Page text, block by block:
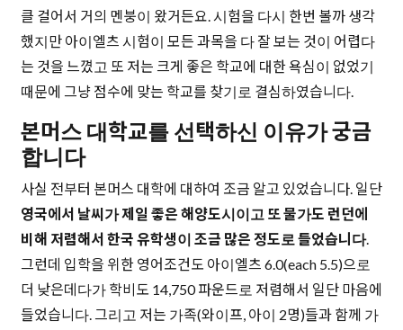
클 걸어서 거의 멘붕이 왔거든요. 시험을 다시 한번 볼까 생각
했지만 아이엘츠 시험이 모든 과목을 다 잘 보는 것이 어렵다
는 것을 느꼈고 또 저는 크게 좋은 학교에 대한 욕심이 없었기
때문에 그냥 점수에 맞는 학교를 찾기로 결심하였습니다.
본머스 대학교를 선택하신 이유가 궁금
합니다
사실 전부터 본머스 대학에 대하여 조금 알고 있었습니다. 일단
영국에서 날씨가 제일 좋은 해양도시이고 또 물가도 런던에
비해 저렴해서 한국 유학생이 조금 많은 정도로 들었습니다.
그런데 입학을 위한 영어조건도 아이엘츠 6.0(each 5.5)으로
더 낮은데다가 학비도 14,750 파운드로 저렴해서 일단 마음에
들었습니다. 그리고 저는 가족(와이프, 아이 2명)들과 함께 가